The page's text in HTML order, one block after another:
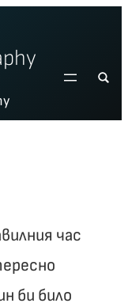
час
би било